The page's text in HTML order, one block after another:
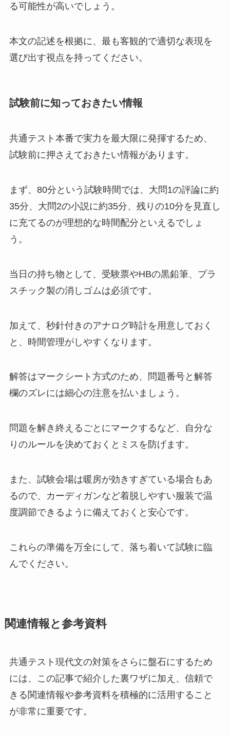
る可能性が高いでしょう。
本文の記述を根拠に、最も客観的で適切な表現を
選び出す視点を持ってください。
試験前に知っておきたい情報
共通テスト本番で実力を最大限に発揮するため、
試験前に押さえておきたい情報があります。
まず、80分という試験時間では、大問1の評論に約
35分、大問2の小説に約35分、残りの10分を見直し
に充てるのが理想的な時間配分といえるでしょ
う。
当日の持ち物として、受験票やHBの黒鉛筆、プラ
スチック製の消しゴムは必須です。
加えて、秒針付きのアナログ時計を用意しておく
と、時間管理がしやすくなります。
解答はマークシート方式のため、問題番号と解答
欄のズレには細心の注意を払いましょう。
問題を解き終えるごとにマークするなど、自分な
りのルールを決めておくとミスを防げます。
また、試験会場は暖房が効きすぎている場合もあ
るので、カーディガンなど着脱しやすい服装で温
度調節できるように備えておくと安心です。
これらの準備を万全にして、落ち着いて試験に臨
んでください。
関連情報と参考資料
共通テスト現代文の対策をさらに盤石にするため
には、この記事で紹介した裏ワザに加え、信頼で
きる関連情報や参考資料を積極的に活用すること
が非常に重要です。